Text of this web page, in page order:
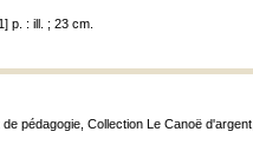
p. : ill. ; 23 cm.
pédagogie, Collection Le Canoë d'argent,